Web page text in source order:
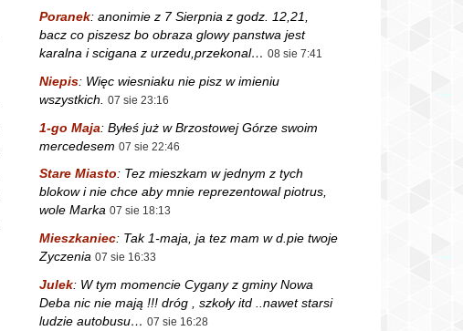
Poranek: anonimie z 7 Sierpnia z godz. 12,21,
bacz co piszesz bo obraza glowy panstwa jest
karalna i scigana z urzedu,przekonal… 08 sie 7:41
Niepis: Więc wiesniaku nie pisz w imieniu
wszystkich.
07 sie 23:16
1-go Maja: Byłeś już w Brzostowej Górze swoim
mercedesem 07 sie 22:46
Stare Miasto: Tez mieszkam w jednym z tych
blokow i nie chce aby mnie reprezentowal piotrus,
wole Marka 07 sie 18:13
Mieszkaniec: Tak 1-maja, ja tez mam w d.pie twoje
Zyczenia 07 sie 16:33
Julek: W tym momencie Cygany z gminy Nowa
Deba nic nie mają !!! dróg , szkoły itd ..nawet starsi
ludzie autobusu… 07 sie 16:28